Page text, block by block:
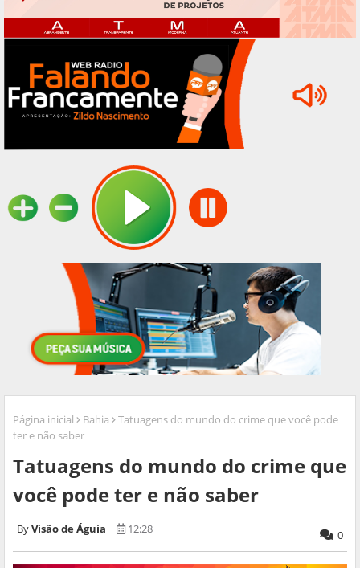
Página inicial Bahia
Tatuagens do mundo do crime que você pode
ter e não saber
Tatuagens do mundo do crime que
você pode ter e não saber
Visão de Águia 12:28 0